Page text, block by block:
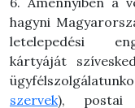
hagyni
letelepedési
kártyáját
szervek), postai